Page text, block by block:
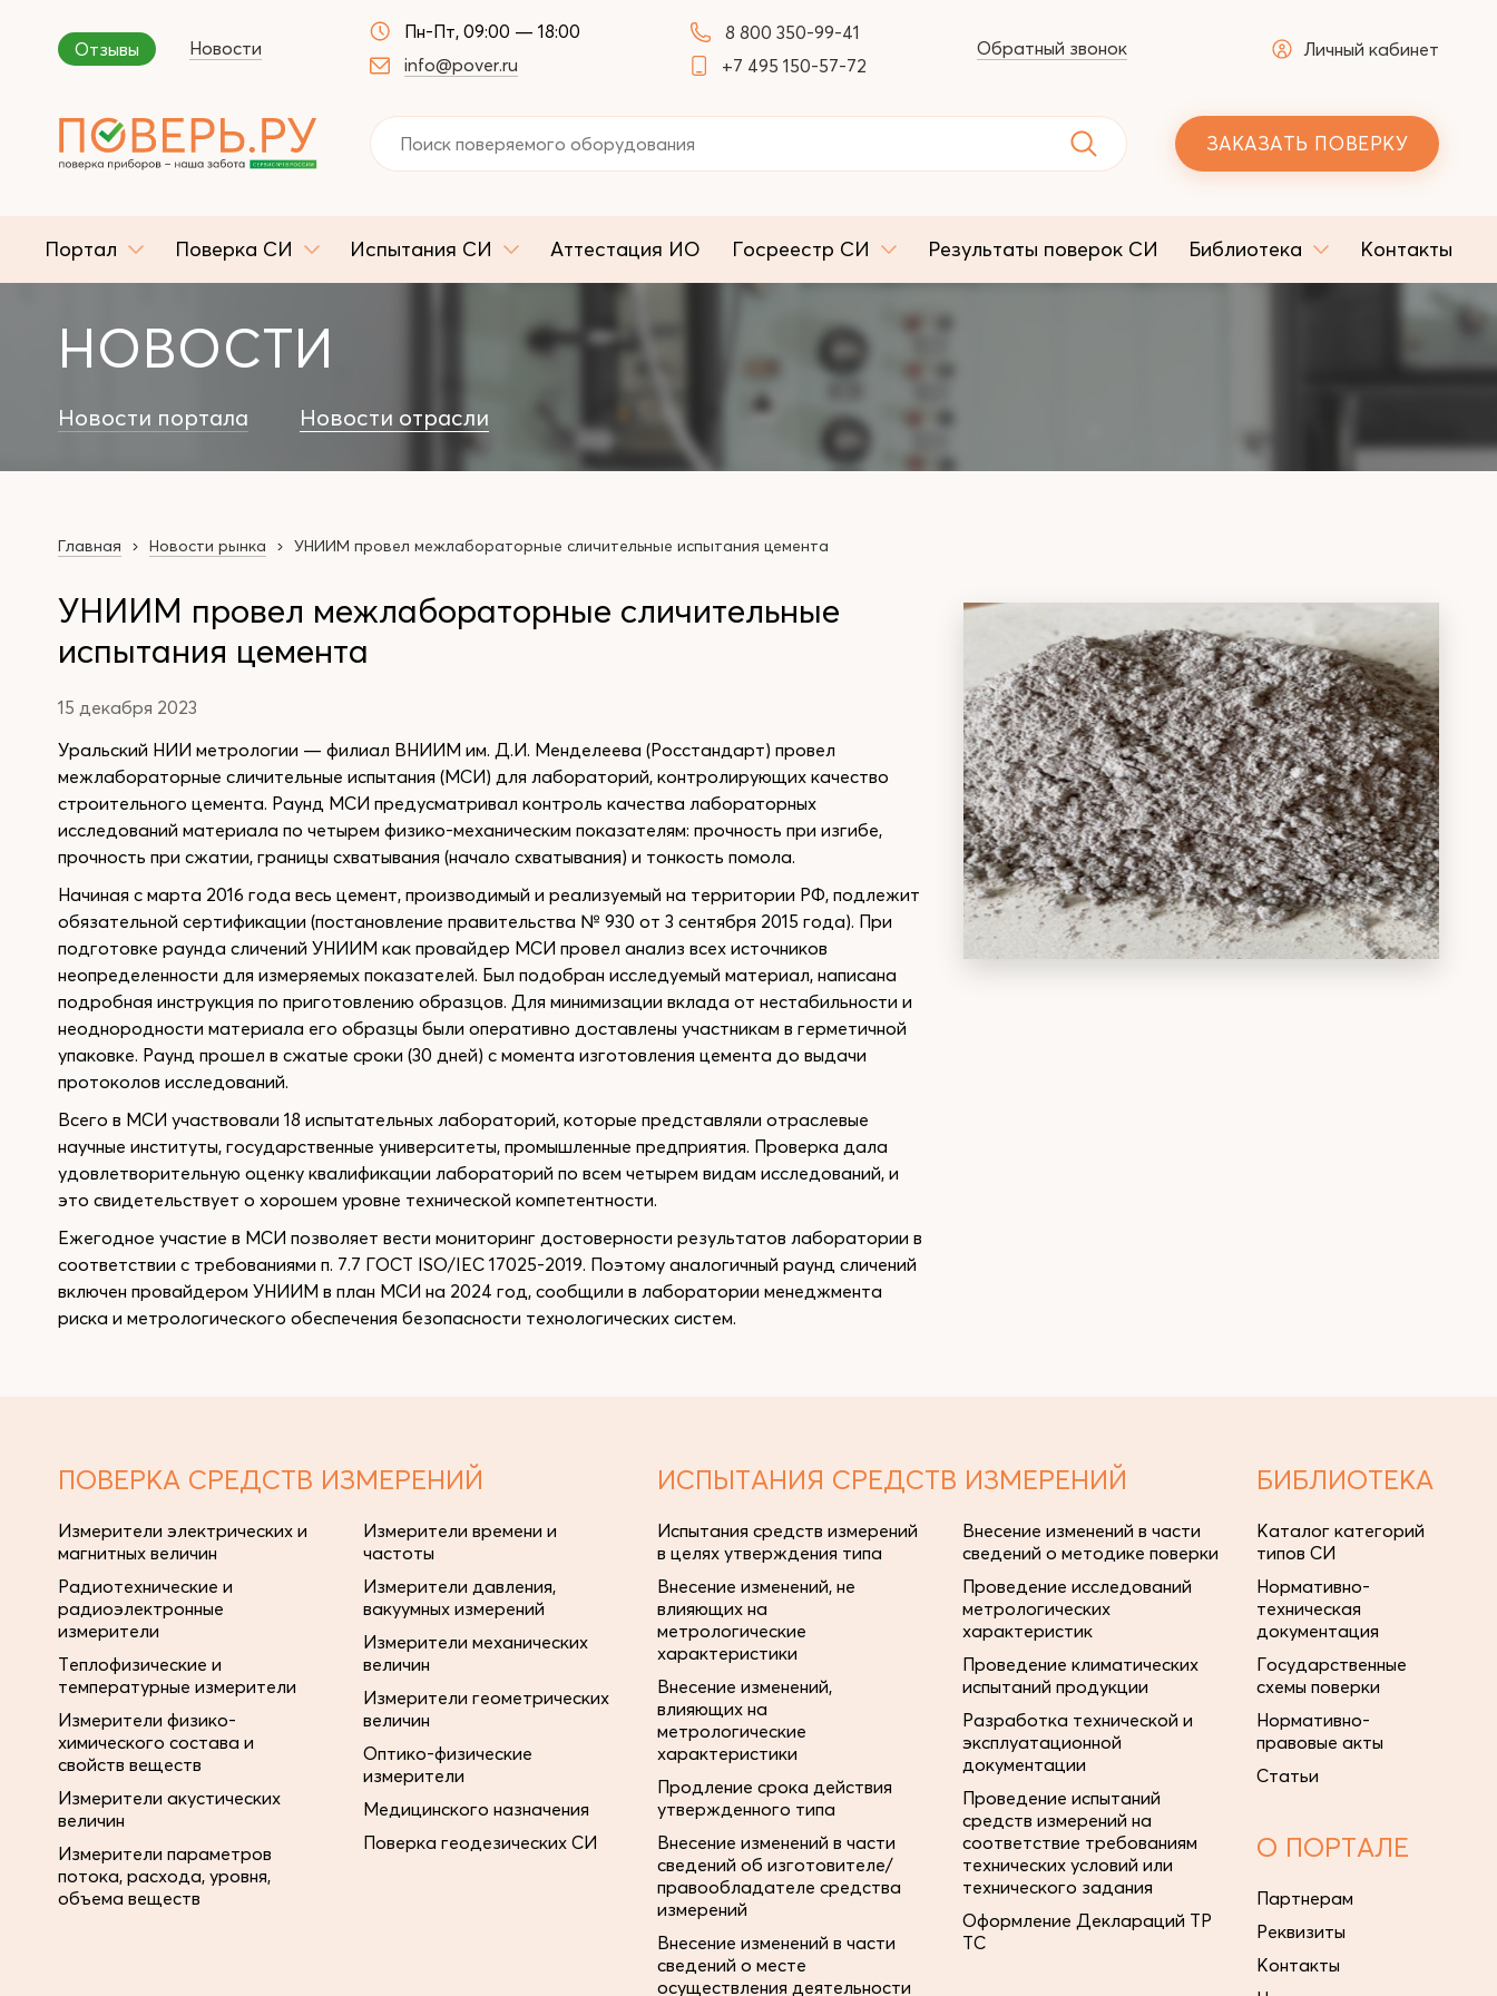
Отзывы Новости
Пн-Пт, 09:00 — 18:00
info@pover.ru
8 800 350-99-41
+7 495 150-57-72
Обратный звонок Личный кабинет
ЗАКАЗАТЬ ПОВЕРКУ
Портал Поверка СИ Испытания СИ Аттестация ИО Госреестр СИ Результаты поверок СИ Библиотека Контакты
НОВОСТИ
Новости портала Новости отрасли
Главная Новости рынка УНИИМ провел межлабораторные сличительные испытания цемента
УНИИМ провел межлабораторные сличительные
испытания цемента
15 декабря 2023
Уральский НИИ метрологии — филиал ВНИИМ им. Д.И. Менделеева (Росстандарт) провел
межлабораторные сличительные испытания (МСИ) для лабораторий, контролирующих качество
строительного цемента. Раунд МСИ предусматривал контроль качества лабораторных
исследований материала по четырем физико-механическим показателям: прочность при изгибе,
прочность при сжатии, границы схватывания (начало схватывания) и тонкость помола.
Начиная с марта 2016 года весь цемент, производимый и реализуемый на территории РФ, подлежит
обязательной сертификации (постановление правительства № 930 от 3 сентября 2015 года). При
подготовке раунда сличений УНИИМ как провайдер МСИ провел анализ всех источников
неопределенности для измеряемых показателей. Был подобран исследуемый материал, написана
подробная инструкция по приготовлению образцов. Для минимизации вклада от нестабильности и
неоднородности материала его образцы были оперативно доставлены участникам в герметичной
упаковке. Раунд прошел в сжатые сроки (30 дней) с момента изготовления цемента до выдачи
протоколов исследований.
Всего в МСИ участвовали 18 испытательных лабораторий, которые представляли отраслевые
научные институты, государственные университеты, промышленные предприятия. Проверка дала
удовлетворительную оценку квалификации лабораторий по всем четырем видам исследований, и
это свидетельствует о хорошем уровне технической компетентности.
Ежегодное участие в МСИ позволяет вести мониторинг достоверности результатов лаборатории в
соответствии с требованиями п. 7.7 ГОСТ ISO/IEC 17025-2019. Поэтому аналогичный раунд сличений
включен провайдером УНИИМ в план МСИ на 2024 год, сообщили в лаборатории менеджмента
риска и метрологического обеспечения безопасности технологических систем.
ПОВЕРКА СРЕДСТВ ИЗМЕРЕНИЙ
Измерители электрических и
магнитных величин
Радиотехнические и
радиоэлектронные
измерители
Теплофизические и
температурные измерители
Измерители физико-
химического состава и
свойств веществ
Измерители акустических
величин
Измерители параметров
потока, расхода, уровня,
объема веществ
Измерители времени и
частоты
Измерители давления,
вакуумных измерений
Измерители механических
величин
Измерители геометрических
величин
Оптико-физические
измерители
Медицинского назначения
Поверка геодезических СИ
ИСПЫТАНИЯ СРЕДСТВ ИЗМЕРЕНИЙ
Испытания средств измерений
в целях утверждения типа
Внесение изменений, не
влияющих на
метрологические
характеристики
Внесение изменений,
влияющих на
метрологические
характеристики
Продление срока действия
утвержденного типа
Внесение изменений в части
сведений об изготовителе/
правообладателе средства
измерений
Внесение изменений в части
сведений о месте
осуществления деятельности
Внесение изменений в части
сведений о методике поверки
Проведение исследований
метрологических
характеристик
Проведение климатических
испытаний продукции
Разработка технической и
эксплуатационной
документации
Проведение испытаний
средств измерений на
соответствие требованиям
технических условий или
технического задания
Оформление Деклараций ТР
ТС
БИБЛИОТЕКА
Каталог категорий
типов СИ
Нормативно-
техническая
документация
Государственные
схемы поверки
Нормативно-
правовые акты
Статьи
О ПОРТАЛЕ
Партнерам
Реквизиты
Контакты